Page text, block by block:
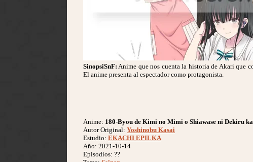
SinopsiSnF: Anime que nos cuenta la historia de Akari que
El anime presenta al espectador como protagonista.
Anime: 180-Byou de Kimi no Mimi o Shiawase ni Dekiru
Autor Original: Yoshinobu Kasai
Estudio: EKACHI EPILKA
Año: 2021-10-14
Episodios: ??